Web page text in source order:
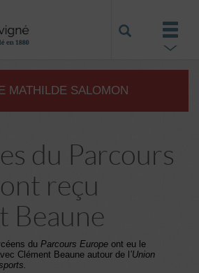
MATHILDE SALOMON
du Parcours
reçu
Beaune
du Parcours Europe ont eu le
Clément Beaune autour de l ’Union